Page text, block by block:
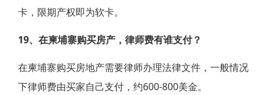
卡，限期产权即为软卡。
19、在柬埔寨购买房产，律师费有谁支付？
在柬埔寨购买房地产需要律师办理法律文件，一般情况
下律师费由买家自己支付，约600-800美金。